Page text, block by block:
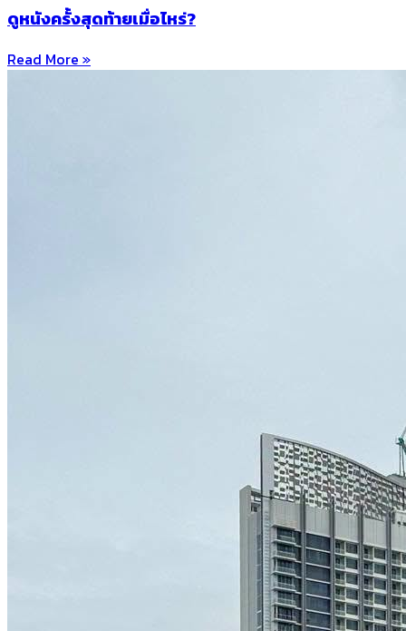
ดูหนังครั้งสุดท้ายเมื่อไหร่?
Read More »